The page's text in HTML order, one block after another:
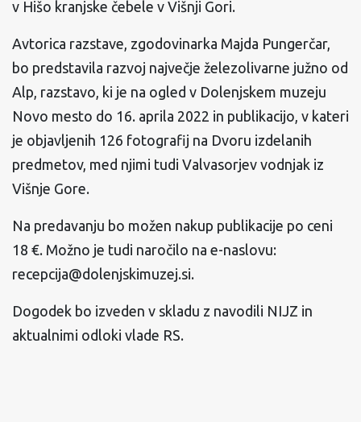
v Hišo kranjske čebele v Višnji Gori.
Avtorica razstave, zgodovinarka Majda Pungerčar,
bo predstavila razvoj največje železolivarne južno od
Alp, razstavo, ki je na ogled v Dolenjskem muzeju
Novo mesto do 16. aprila 2022 in publikacijo, v kateri
je objavljenih 126 fotografij na Dvoru izdelanih
predmetov, med njimi tudi Valvasorjev vodnjak iz
Višnje Gore.
Na predavanju bo možen nakup publikacije po ceni
18 €. Možno je tudi naročilo na e-naslovu:
recepcija@dolenjskimuzej.si.
Dogodek bo izveden v skladu z navodili NIJZ in
aktualnimi odloki vlade RS.